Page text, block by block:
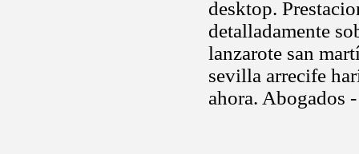
desktop.
detalladamente
lanzarote san
sevilla arrecife
ahora. Abogados